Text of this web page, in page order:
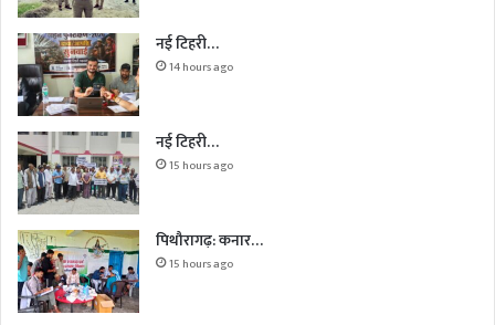
नई टिहरी…
14 hours ago
नई टिहरी…
15 hours ago
पिथौरागढ़: कनार…
15 hours ago